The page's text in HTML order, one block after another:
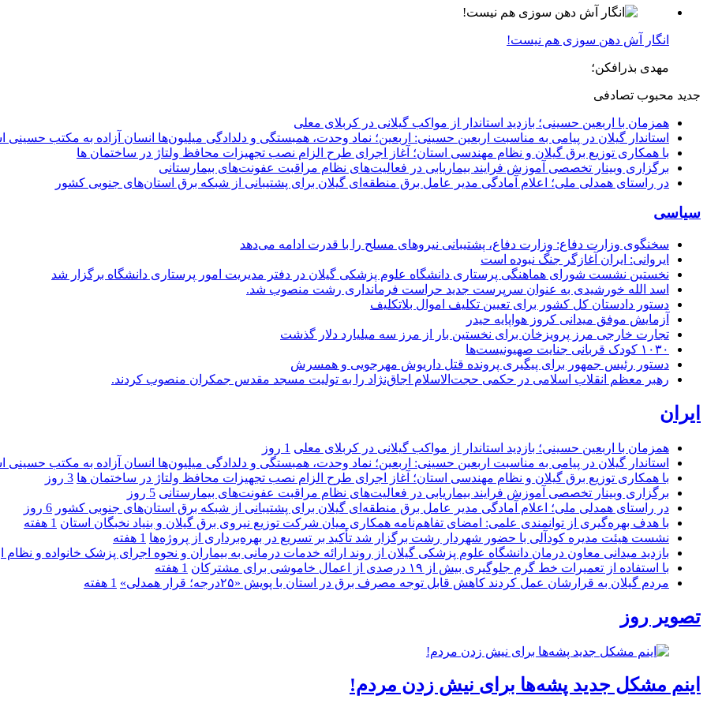
انگار آش دهن سوزی هم نیست!
مهدی بذرافکن؛
جدید محبوب تصادفی
همزمان با اربعین حسینی؛ بازدید استاندار از مواکب گیلانی در کربلای معلی
استاندار گیلان در پیامی به مناسبت اربعین حسینی: اربعین؛ نماد وحدت، همبستگی و دلدادگی میلیون‌ها انسان آزاده به مکتب
با همکاری توزیع برق گیلان و نظام مهندسی استان؛ آغاز اجرای طرح الزام نصب تجهیزات محافظ ولتاژ در ساختمان ها
برگزاری وبینار تخصصی آموزش فرایند بیماریابی در فعالیت‌های نظام مراقبت عفونت‌های بیمارستانی
در راستای همدلی ملی؛ اعلام آمادگی مدیر عامل برق منطقه‌ای گیلان برای پشتیبانی از شبكه برق استان‌های جنوبی كشور
سیاسی
سخنگوی وزارت دفاع: وزارت دفاع، پشتیبانی نیرو‌های مسلح را با قدرت ادامه می‌دهد
ایروانی: ایران آغازگر جنگ نبوده است
نخستین نشست شورای هماهنگی پرستاری دانشگاه علوم پزشکی گیلان در دفتر مدیریت امور پرستاری دانشگاه برگزار شد
اسد الله خورشیدی به عنوان سرپرست جدید حراست فرمانداری رشت منصوب شد.
دستور دادستان کل کشور برای تعیین تکلیف اموال بلاتکلیف
آزمایش موفق میدانی کروز هواپایه حیدر
تجارت خارجی مرز پرویزخان برای نخستین بار از مرز سه میلیارد دلار گذشت
۱۰۳۰ کودک قربانی جنایت صهیونیست‌ها
دستور رئیس جمهور برای پیگیری پرونده قتل داریوش مهرجویی و همسرش
رهبر معظم انقلاب اسلامی در حکمی حجت‌الاسلام اجاق‌نژاد را به تولیت مسجد مقدس جمکران منصوب کردند.
ایران
همزمان با اربعین حسینی؛ بازدید استاندار از مواکب گیلانی در کربلای معلی 1 روز
استاندار گیلان در پیامی به مناسبت اربعین حسینی: اربعین؛ نماد وحدت، همبستگی و دلدادگی میلیون‌ها انسان آزاده به مکتب
با همکاری توزیع برق گیلان و نظام مهندسی استان؛ آغاز اجرای طرح الزام نصب تجهیزات محافظ ولتاژ در ساختمان ها 3 روز
برگزاری وبینار تخصصی آموزش فرایند بیماریابی در فعالیت‌های نظام مراقبت عفونت‌های بیمارستانی 5 روز
در راستای همدلی ملی؛ اعلام آمادگی مدیر عامل برق منطقه‌ای گیلان برای پشتیبانی از شبكه برق استان‌های جنوبی كشور 6 روز
با هدف بهره‌گیری از توانمندی علمی: امضای تفاهم‌نامه همكاری میان شركت توزیع نیروی برق گیلان و بنیاد نخبگان استان 1 هفته
نشست هیئت مدیره کودآلی با حضور شهردار رشت برگزار شد تأکید بر تسریع در بهره‌برداری از پروژه‌ها 1 هفته
بازدید میدانی معاون درمان دانشگاه علوم پزشکی گیلان از روند ارائه خدمات درمانی به بیماران و نحوه اجرای پزشک خانواده و
با استفاده از تعمیرات خط گرم جلوگیری بیش از ۱۹ درصدی از اعمال خاموشی برای مشتركان
1 هفته
مردم گیلان به قرارشان عمل کردند كاهش قابل توجه مصرف برق در استان با پویش «۲۵درجه؛ قرار همدلی»
1 هفته
تصویر روز
اینم مشکل جدید پشه‌ها برای نیش زدن مردم!